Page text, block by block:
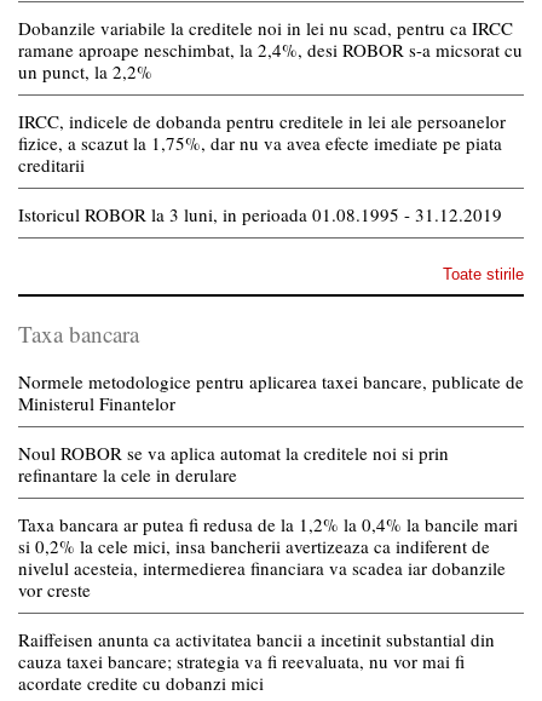
Dobanzile variabile la creditele noi in lei nu scad, pentru ca IRCC
ramane aproape neschimbat, la 2,4%, desi ROBOR s-a micsorat cu
un punct, la 2,2%
IRCC, indicele de dobanda pentru creditele in lei ale persoanelor
fizice, a scazut la 1,75%, dar nu va avea efecte imediate pe piata
creditarii
Istoricul ROBOR la 3 luni, in perioada 01.08.1995 - 31.12.2019
Toate stirile
Taxa bancara
Normele metodologice pentru aplicarea taxei bancare, publicate de
Ministerul Finantelor
Noul ROBOR se va aplica automat la creditele noi si prin
refinantare la cele in derulare
Taxa bancara ar putea fi redusa de la 1,2% la 0,4% la bancile mari
si 0,2% la cele mici, insa bancherii avertizeaza ca indiferent de
nivelul acesteia, intermedierea financiara va scadea iar dobanzile
vor creste
Raiffeisen anunta ca activitatea bancii a incetinit substantial din
cauza taxei bancare; strategia va fi reevaluata, nu vor mai fi
acordate credite cu dobanzi mici